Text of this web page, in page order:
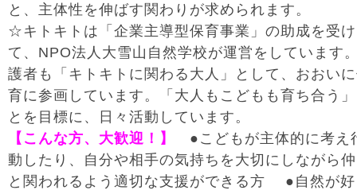
と、主体性を伸ばす関わりが求められます。
☆キトキトは「企業主導型保育事業」の助成を受け
て、NPO法人大雪山自然学校が運営をしています
護者も「キトキトに関わる大人」として、おおい
育に参画しています。「大人もこどもも育ち合う
とを目標に、日々活動しています。
【こんな方、大歓迎！】 ●こどもが主体的に考え
動したり、自分や相手の気持ちを大切にしながら
と関われるよう適切な支援ができる方 ●自然が